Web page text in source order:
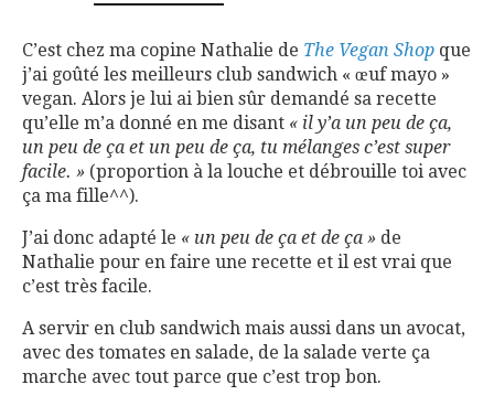
C’est chez ma copine Nathalie de The Vegan Shop que
j’ai goûté les meilleurs club sandwich « œuf mayo »
vegan. Alors je lui ai bien sûr demandé sa recette
qu’elle m’a donné en me disant « il y’a un peu de ça,
un peu de ça et un peu de ça, tu mélanges c’est super
facile. » (proportion à la louche et débrouille toi avec
ça ma fille^^).
J’ai donc adapté le « un peu de ça et de ça » de
Nathalie pour en faire une recette et il est vrai que
c’est très facile.
A servir en club sandwich mais aussi dans un avocat,
avec des tomates en salade, de la salade verte ça
marche avec tout parce que c’est trop bon.